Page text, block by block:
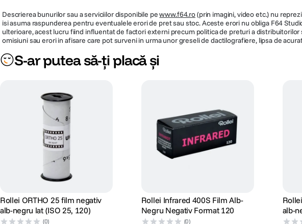
Descrierea bunurilor sau a serviciilor disponibile pewww.f64.ro(prin imagini, video etc.) nu
isi asuma raspunderea pentru eventualele erori de pret sau stoc. Aceste erori nu obliga F64
ulterioare, acest lucru fiind influentat de factori externi precum politica de preturi a
omisiuni sau erori in afisare care pot surveni in urma unor greseli de dactilografiere, lipsa de
S-ar putea să-ți placă și
Rollei ORTHO 25 film negativ
alb-negru lat (ISO 25, 120)
(0)
Rollei Infrared 400S Film Alb-
Negru Negativ Format 120
(0)
alb-
135-